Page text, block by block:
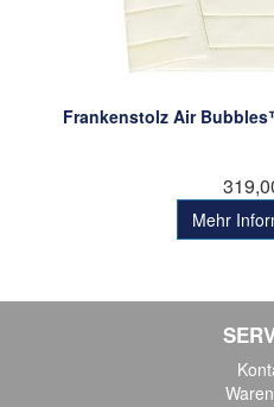
Frankenstolz Air
Mehr